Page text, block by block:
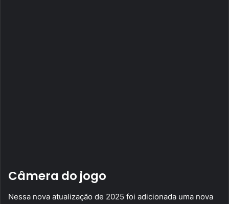
Câmera do jogo
Nessa nova atualização de 2025 foi adicionada uma nova